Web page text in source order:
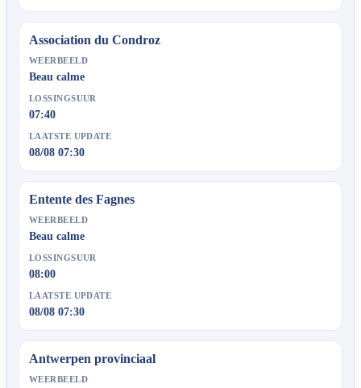
Association du Condroz
WEERBEELD
Beau calme
LOSSINGSUUR
07:40
LAATSTE UPDATE
08/08 07:30
Entente des Fagnes
WEERBEELD
Beau calme
LOSSINGSUUR
08:00
LAATSTE UPDATE
08/08 07:30
Antwerpen provinciaal
WEERBEELD